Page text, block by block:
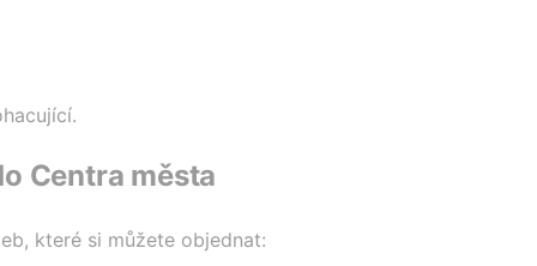
Centra města
které si můžete objednat: